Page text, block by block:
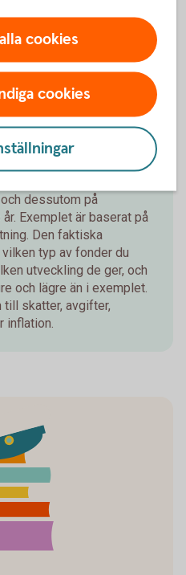
med MobiltBankID
som visar hur ditt
skulle kunna utvecklas
dessutom på
Exemplet är baserat på
Den faktiska
typ av fonder du
utveckling de ger, och
och lägre än i exemplet.
till skatter, avgifter,
inflation.
cookies
cookies